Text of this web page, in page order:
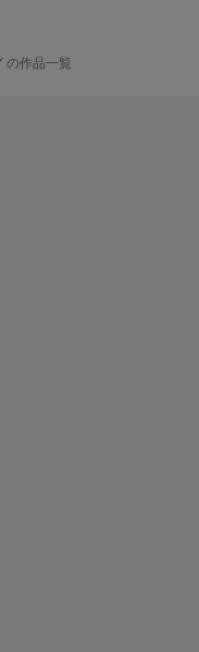
の作品一覧